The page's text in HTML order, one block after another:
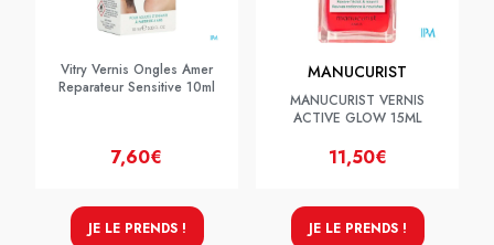
Vitry Vernis Ongles Amer
Reparateur Sensitive 10ml
7,60€
JE LE PRENDS !
MANUCURIST
MANUCURIST VERNIS
ACTIVE GLOW 15ML
11,50€
JE LE PRENDS !